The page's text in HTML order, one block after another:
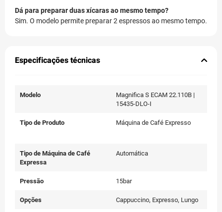
Dá para preparar duas xícaras ao mesmo tempo?
Sim. O modelo permite preparar 2 espressos ao mesmo tempo.
Especificações técnicas
Modelo
Magnifica S ECAM 22.110B |
15435-DLO-I
Tipo de Produto Máquina de Café Expresso
Tipo de Máquina de Café
Expressa
Automática
Pressão 15bar
Opções Cappuccino, Expresso, Lungo